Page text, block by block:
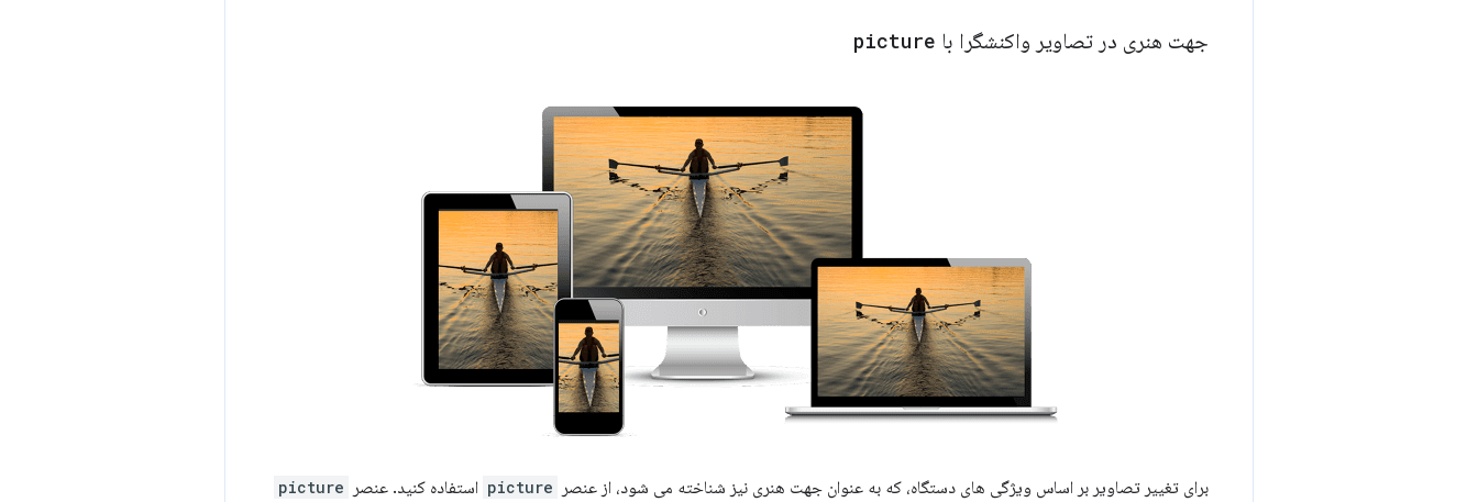
جهت هنری در تصاویر واکنشگرا با picture
برای تغییر تصاویر بر اساس ویژگی های دستگاه، که به عنوان جهت هنری نیز شناخته می شود، از عنصر picture استفاده کنید. عنصر picture